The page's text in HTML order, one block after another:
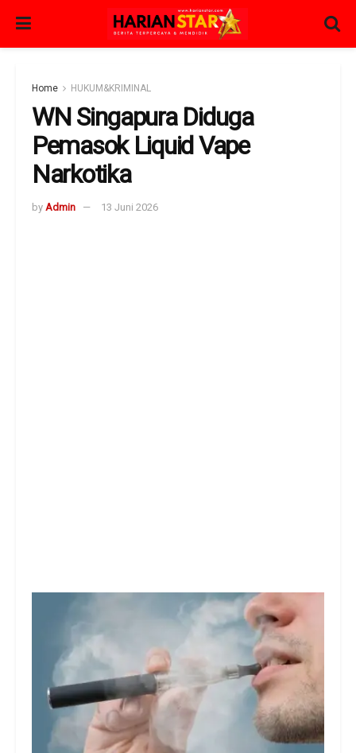
Home HUKUM&KRIMINAL
WN Singapura Diduga
Pemasok Liquid Vape
Narkotika
by Admin 13 Juni 2026